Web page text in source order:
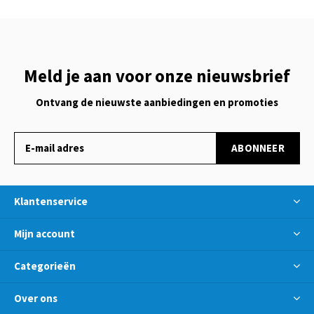
Meld je aan voor onze nieuwsbrief
Ontvang de nieuwste aanbiedingen en promoties
ABONNEER
Klantenservice
Mijn account
Categorieën
Over ons